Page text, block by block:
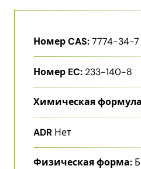
Номер CAS:7774-34-7
Номер EC: 233-140-8
Химическая формула
ADR Нет
Физическая форма: